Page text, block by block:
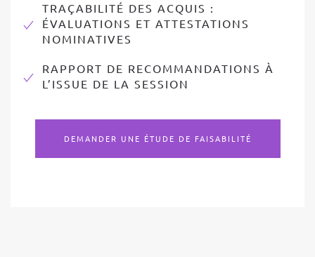
TRAÇABILITÉ DES ACQUIS :
ÉVALUATIONS ET ATTESTATIONS
NOMINATIVES
RAPPORT DE RECOMMANDATIONS À
L’ISSUE DE LA SESSION
DEMANDER UNE ÉTUDE DE FAISABILITÉ